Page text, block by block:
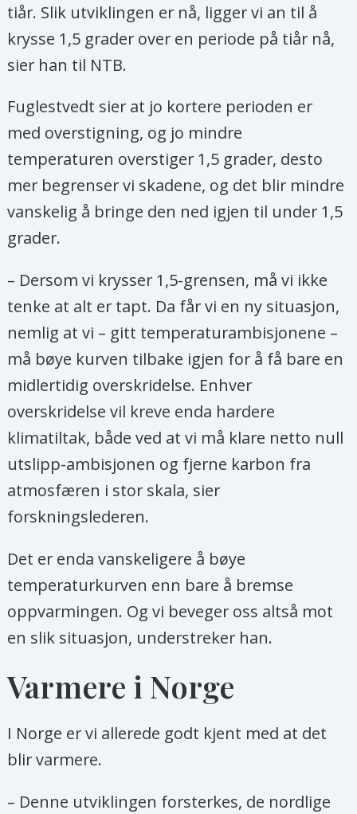
tiår. Slik utviklingen er nå, ligger vi an til å
krysse 1,5 grader over en periode på tiår nå,
sier han til NTB.
Fuglestvedt sier at jo kortere perioden er
med overstigning, og jo mindre
temperaturen overstiger 1,5 grader, desto
mer begrenser vi skadene, og det blir mindre
vanskelig å bringe den ned igjen til under 1,5
grader.
– Dersom vi krysser 1,5-grensen, må vi ikke
tenke at alt er tapt. Da får vi en ny situasjon,
nemlig at vi – gitt temperaturambisjonene –
må bøye kurven tilbake igjen for å få bare en
midlertidig overskridelse. Enhver
overskridelse vil kreve enda hardere
klimatiltak, både ved at vi må klare netto null
utslipp-ambisjonen og fjerne karbon fra
atmosfæren i stor skala, sier
forskningslederen.
Det er enda vanskeligere å bøye
temperaturkurven enn bare å bremse
oppvarmingen. Og vi beveger oss altså mot
en slik situasjon, understreker han.
Varmere i Norge
I Norge er vi allerede godt kjent med at det
blir varmere.
– Denne utviklingen forsterkes, de nordlige